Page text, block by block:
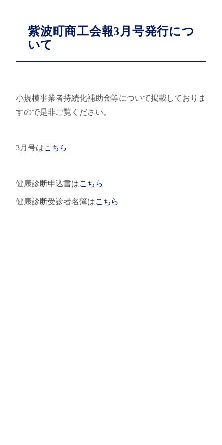
紫波町商工会報3月号発行につ
いて
小規模事業者持続化補助金等について掲載しておりま
すので是非ご覧ください。
3月号はこちら
健康診断申込書はこちら
健康診断受診者名簿はこちら